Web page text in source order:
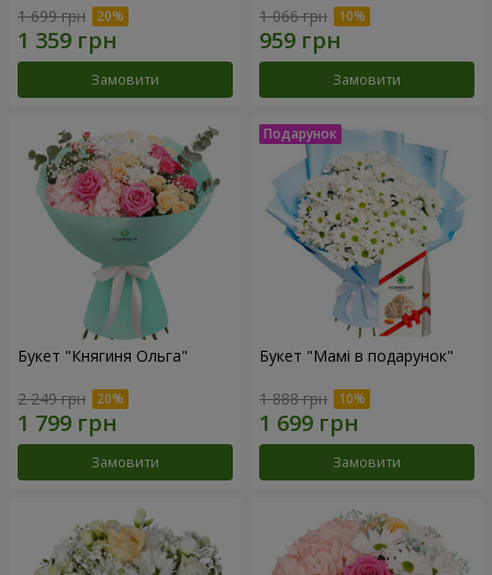
1 699 грн
Замовити
1 066 грн
Замовити
Букет "Княгиня Ольга"
2 249 грн
Замовити
Букет "Мамі в подарунок"
1 888 грн
Замовити